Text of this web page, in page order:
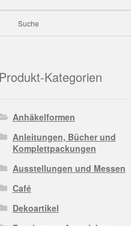
Produkt-Kategorien
Anhäkelformen
Anleitungen, Bücher und
Komplettpackungen
Ausstellungen und Messen
Café
Dekoartikel